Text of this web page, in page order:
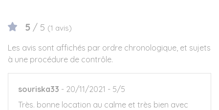
5 / 5 (1 avis)
Les avis sont affichés par ordre chronologique, et sujets
à une procédure de contrôle.
souriska33 20/11/2021
5/5
Très. bonne location au calme et très bien avec